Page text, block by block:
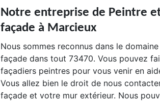
Notre entreprise de Peintre
façade à Marcieux
Nous sommes reconnus dans le
façade dans tout 73470. Vous pouvez
façadiers peintres pour vous venir en
Vous allez bien le droit de nous
façade et votre mur extérieur. Nous